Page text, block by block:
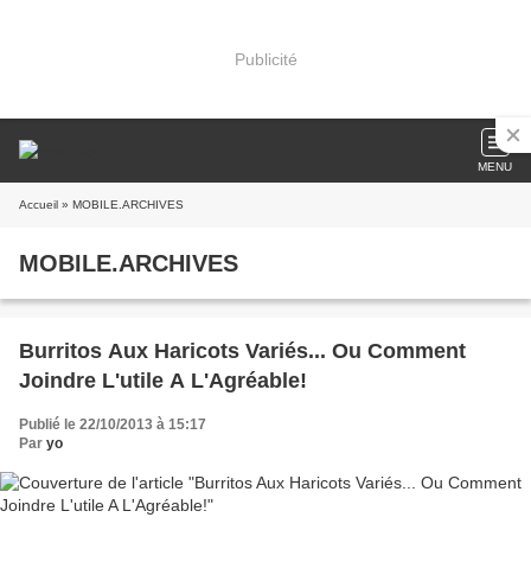
Publicité
MENU
Accueil » MOBILE.ARCHIVES
MOBILE.ARCHIVES
Burritos Aux Haricots Variés... Ou Comment
Joindre L'utile A L'Agréable!
Publié le 22/10/2013 à 15:17
Par yo